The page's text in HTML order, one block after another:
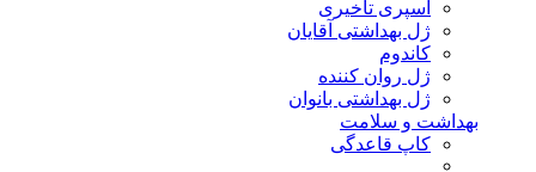
اسپری تاخیری
ژل بهداشتی آقایان
کاندوم
ژل روان کننده
ژل بهداشتی بانوان
بهداشت و سلامت
کاپ قاعدگی